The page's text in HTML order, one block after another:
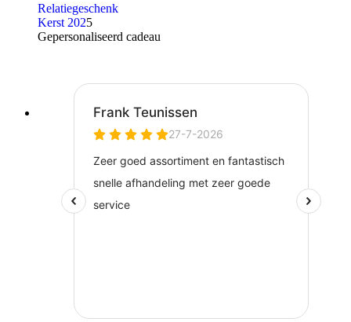
Relatiegeschenk
Kerst 2025
Gepersonaliseerd cadeau